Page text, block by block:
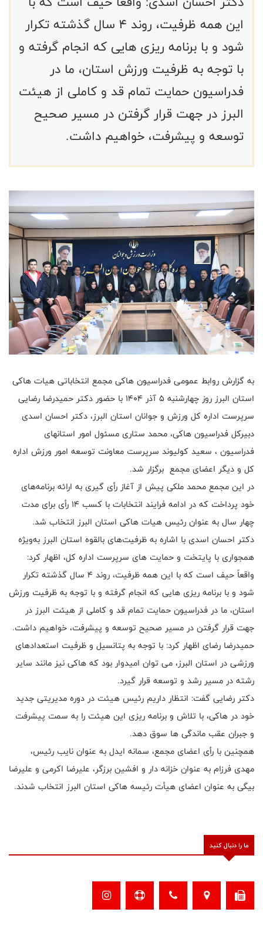
این همه ظرفیت، روند ۴ سال گذشته تکرار
شود و با برنامه ریزی هایی که انجام گرفته و
با توجه به ظرفیت ورزش استان، ما در
فدراسیون حمایت تمام قد و کاملی از هیئت
البرز در جهت قرار گرفتن در مسیر صحیح
توسعه و پیشرفت، خواهیم داشت.
به گزارش روابط عمومی فدراسیون هاکی مجمع انتخاباتی هیات هاکی
استان البرز روز چهارشنبه ۵ آذر ۱۴۰۴ با حضور دکتر حمیدرضا رضایی
سرپرست اداره کل ورزش و جوانان استان البرز، دکتر احسان اسدی
دبیرکل فدراسیون هاکی، محمد ستاری مسئول امور استانهای
فدراسیون ، سعید کولیوند سرپرست معاونت توسعه امور ورزش اداره
کل و دیگر اعضای مجمع برگزار شد.
در این مجمع محمد ملکی پیش از آغاز رأی گیری به ارائه برنامه‌های
خود پرداخت که در ادامه فرایند انتخابات با کسب ۱۴ رأی برای مدت
چهار سال به عنوان رئیس هیات هاکی استان البرز انتخاب شد.
دکتر احسان اسدی با اشاره به ظرفیت‌های بالقوه استان البرز به‌ویژه
همجواری با پایتخت و حمایت های سرپرست اداره کل، اظهار کرد:
واقعاً حیف است که با این همه ظرفیت، روند ۴ سال گذشته تکرار
شود و با برنامه ریزی هایی که انجام گرفته و با توجه به ظرفیت ورزش
استان، ما در فدراسیون حمایت تمام قد و کاملی از هیئت البرز در
جهت قرار گرفتن در مسیر صحیح توسعه و پیشرفت، خواهیم داشت.
حمیدرضا رضای اظهار کرد: با توجه به پتانسیل و ظرفیت استعدادهای
ورزشی در استان البرز، می توان امیدوار بود که هاکی نیز مانند سایر
رشته در مسیر رشد و توسعه قرار گیرد.
دکتر رضایی گفت: انتظار داریم رئیس هیئت در دوره مدیریتی جدید
خود در هاکی، با تلاش و برنامه ریزی این هیئت را به سمت پیشرفت
و جبران عقب ماندگی ها سوق دهد.
همچنین با رأی اعضای مجمع، سمانه ایدل به عنوان نایب رئیس،
مهدی فرزام به عنوان خزانه دار و افشین برزگر، علیرضا اکرمی و علیرضا
بیگی به عنوان اعضای هیأت رئیسه هاکی استان البرز انتخاب شدند.
ما را دنبال کنید